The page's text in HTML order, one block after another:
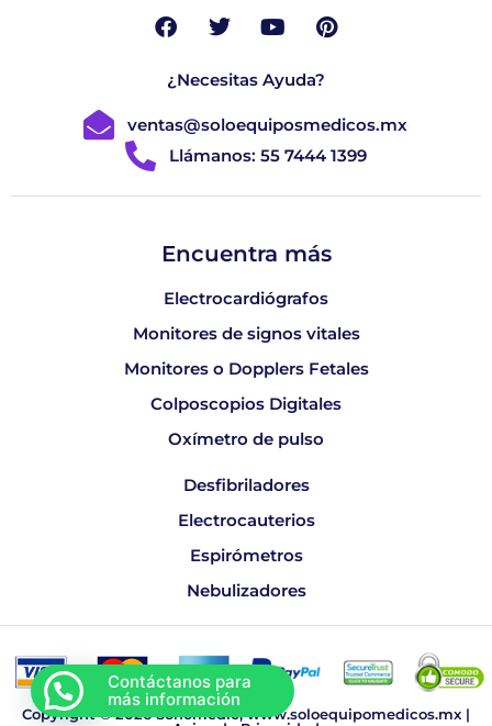
¿Necesitas Ayuda?
ventas@soloequiposmedicos.mx
Llámanos: 55 7444 1399
Encuentra más
Electrocardiógrafos
Monitores de signos vitales
Monitores o Dopplers Fetales
Colposcopios Digitales
Oxímetro de pulso
Desfibriladores
Electrocauterios
Espirómetros
Nebulizadores
Copyright © 2026 Sonomedic, www.soloequipomedicos.mx |